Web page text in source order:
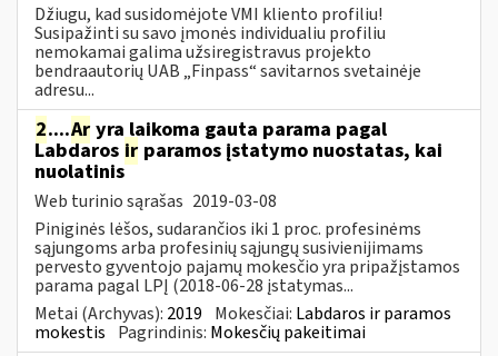
Džiugu, kad susidomėjote VMI kliento profiliu!
Susipažinti su savo įmonės individualiu profiliu
nemokamai galima užsiregistravus projekto
bendraautorių UAB „Finpass“ savitarnos svetainėje
adresu...
2....Ar yra laikoma gauta parama pagal
Labdaros ir paramos įstatymo nuostatas, kai
nuolatinis
Web turinio sąrašas 2019-03-08
Piniginės lėšos, sudarančios iki 1 proc. profesinėms
sąjungoms arba profesinių sąjungų susivienijimams
pervesto gyventojo pajamų mokesčio yra pripažįstamos
parama pagal LPĮ (2018-06-28 įstatymas...
Metai (Archyvas): 2019 Mokesčiai: Labdaros ir paramos
mokestis Pagrindinis: Mokesčių pakeitimai